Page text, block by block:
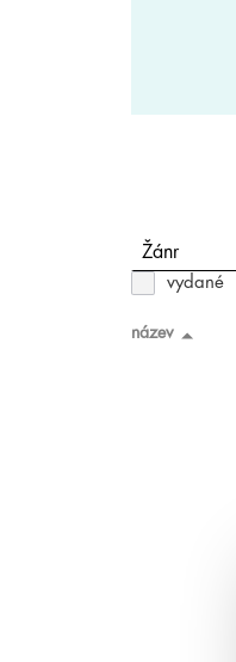
Žánr
vydané
název